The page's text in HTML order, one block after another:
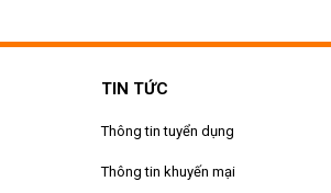
TIN TỨC
Thông tin tuyển dụng
Thông tin khuyến mại